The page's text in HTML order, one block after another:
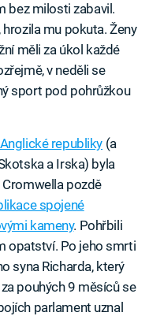
bez milosti zabavil.
mu pokuta. Ženy
měli za úkol každé
v neděli se
sport pod pohrůžkou
Anglické republiky (a
a Irska) byla
pozdě
spojené
kameny. Pohřbili
opatství. Po jeho smrti
syna Richarda, který
pouhých 9 měsíců se
parlament uznal